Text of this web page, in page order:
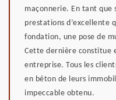
maçonnerie. En tant que
prestations d’excellente
fondation, une pose de
Cette dernière constitue
entreprise. Tous les
en béton de leurs
impeccable obtenu.